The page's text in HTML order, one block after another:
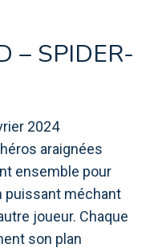
– SPIDER-
2024
araignées
ensemble pour
puissant méchant
joueur. Chaque
son plan